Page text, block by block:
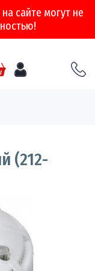
сайте могут не
(212-